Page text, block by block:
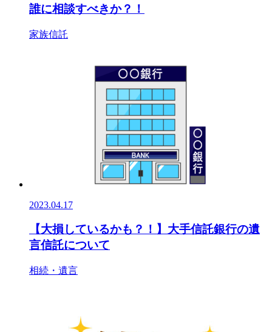
誰に相談すべきか？！
家族信託
2023.04.17
【大損しているかも？！】大手信託銀行の遺
言信託について
相続・遺言